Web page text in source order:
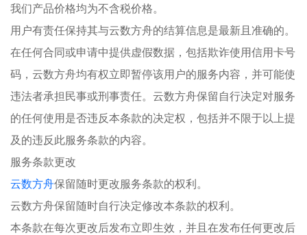
我们产品价格均为不含税价格。
用户有责任保持其与云数方舟的结算信息是最新且准确的。
在任何合同或申请中提供虚假数据，包括欺诈使用信用卡号
码，云数方舟均有权立即暂停该用户的服务内容，并可能使
违法者承担民事或刑事责任。云数方舟保留自行决定对服务
的任何使用是否违反本条款的决定权，包括并不限于以上提
及的违反此服务条款的内容。
服务条款更改
云数方舟保留随时更改服务条款的权利。
云数方舟保留随时自行决定修改本条款的权利。
本条款在每次更改后发布立即生效，并且在发布任何更改后